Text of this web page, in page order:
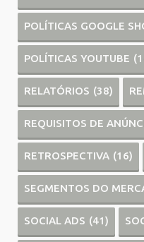
POLÍTICAS GOOGLE
POLÍTICAS YOUTUBE
RELATÓRIOS (38)
REQUISITOS DE
RETROSPECTIVA (16)
SEGMENTOS DO
SOCIAL ADS (41)